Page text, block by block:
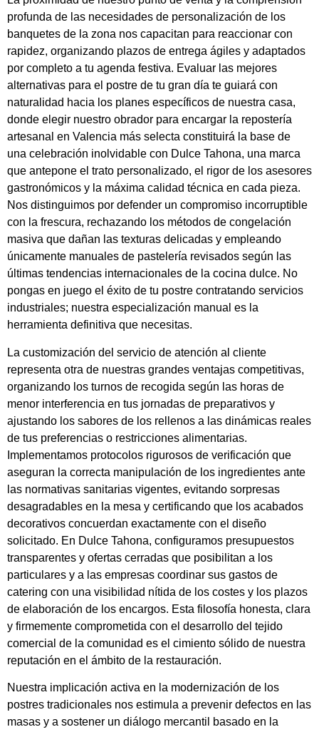
profunda de las necesidades de personalización de los
banquetes de la zona nos capacitan para reaccionar con
rapidez, organizando plazos de entrega ágiles y adaptados
por completo a tu agenda festiva. Evaluar las mejores
alternativas para el postre de tu gran día te guiará con
naturalidad hacia los planes específicos de nuestra casa,
donde elegir nuestro obrador para encargar la repostería
artesanal en Valencia más selecta constituirá la base de
una celebración inolvidable con Dulce Tahona, una marca
que antepone el trato personalizado, el rigor de los asesores
gastronómicos y la máxima calidad técnica en cada pieza.
Nos distinguimos por defender un compromiso incorruptible
con la frescura, rechazando los métodos de congelación
masiva que dañan las texturas delicadas y empleando
únicamente manuales de pastelería revisados según las
últimas tendencias internacionales de la cocina dulce. No
pongas en juego el éxito de tu postre contratando servicios
industriales; nuestra especialización manual es la
herramienta definitiva que necesitas.
La customización del servicio de atención al cliente
representa otra de nuestras grandes ventajas competitivas,
organizando los turnos de recogida según las horas de
menor interferencia en tus jornadas de preparativos y
ajustando los sabores de los rellenos a las dinámicas reales
de tus preferencias o restricciones alimentarias.
Implementamos protocolos rigurosos de verificación que
aseguran la correcta manipulación de los ingredientes ante
las normativas sanitarias vigentes, evitando sorpresas
desagradables en la mesa y certificando que los acabados
decorativos concuerdan exactamente con el diseño
solicitado. En Dulce Tahona, configuramos presupuestos
transparentes y ofertas cerradas que posibilitan a los
particulares y a las empresas coordinar sus gastos de
catering con una visibilidad nítida de los costes y los plazos
de elaboración de los encargos. Esta filosofía honesta, clara
y firmemente comprometida con el desarrollo del tejido
comercial de la comunidad es el cimiento sólido de nuestra
reputación en el ámbito de la restauración.
Nuestra implicación activa en la modernización de los
postres tradicionales nos estimula a prevenir defectos en las
masas y a sostener un diálogo mercantil basado en la